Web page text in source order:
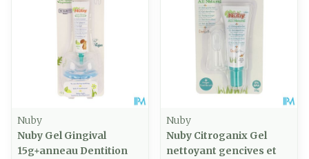
Nuby
Nuby Gel Gingival
15g+anneau Dentition
Nuby
Nuby Citroganix Gel
nettoyant gencives et